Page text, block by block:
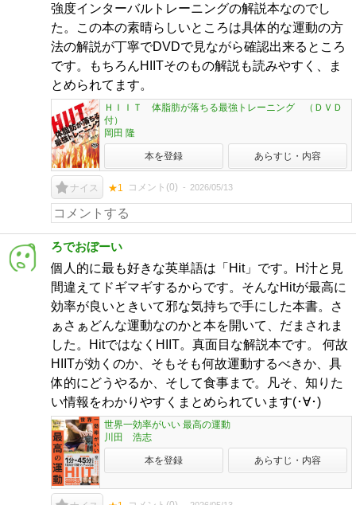
強度インターバルトレーニングの解説本なのでし
た。この本の素晴らしいところは具体的な運動の方
法の解説が丁寧でDVDで見ながら確認出来るところ
です。もちろんHIITそのもの解説も読みやすく、ま
とめられてます。
ＨＩＩＴ 体脂肪が落ちる最強トレーニング （ＤＶＤ
付）
岡田 隆
本を登録 あらすじ・内容
ナイス ★1 コメント(0) 2026/05/13
ろでおぼーい
個人的に最も好きな英単語は「Hit」です。H汁と見
間違えてドギマギするからです。そんなHitが最高に
効率が良いときいて邪な気持ちで手にした本書。さ
ぁさぁどんな運動なのかと本を開いて、だまされま
した。HitではなくHIIT。真面目な解説本です。 何故
HIITが効くのか、そもそも何故運動するべきか、具
体的にどうやるか、そして食事まで。凡そ、知りた
い情報をわかりやすくまとめられています(･∀･)
世界一効率がいい 最高の運動
川田 浩志
本を登録 あらすじ・内容